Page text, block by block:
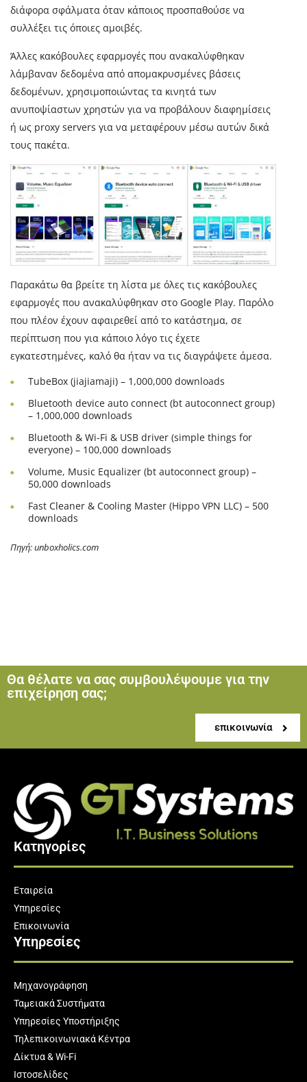
διάφορα σφάλματα όταν κάποιος προσπαθούσε να
συλλέξει τις όποιες αμοιβές.
Άλλες κακόβουλες εφαρμογές που ανακαλύφθηκαν
λάμβαναν δεδομένα από απομακρυσμένες βάσεις
δεδομένων, χρησιμοποιώντας τα κινητά των
ανυποψίαστων χρηστών για να προβάλουν διαφημίσεις
ή ως proxy servers για να μεταφέρουν μέσω αυτών δικά
τους πακέτα.
Παρακάτω θα βρείτε τη λίστα με όλες τις κακόβουλες
εφαρμογές που ανακαλύφθηκαν στο Google Play. Παρόλο
που πλέον έχουν αφαιρεθεί από το κατάστημα, σε
περίπτωση που για κάποιο λόγο τις έχετε
εγκατεστημένες, καλό θα ήταν να τις διαγράψετε άμεσα.
TubeBox (jiajiamaji) – 1,000,000 downloads
Bluetooth device auto connect (bt autoconnect group)
– 1,000,000 downloads
Bluetooth & Wi-Fi & USB driver (simple things for
everyone) – 100,000 downloads
Volume, Music Equalizer (bt autoconnect group) –
50,000 downloads
Fast Cleaner & Cooling Master (Hippo VPN LLC) – 500
downloads
Πηγή: unboxholics.com
Θα θέλατε να σας συμβουλέψουμε για την
επιχείρηση σας;
επικοινωνία
Κατηγορίες
Εταιρεία
Υπηρεσίες
Επικοινωνία
Υπηρεσίες
Μηχανογράφηση
Ταμειακά Συστήματα
Υπηρεσίες Υποστήριξης
Τηλεπικοινωνιακά Κέντρα
Δίκτυα & Wi-Fi
Ιστοσελίδες